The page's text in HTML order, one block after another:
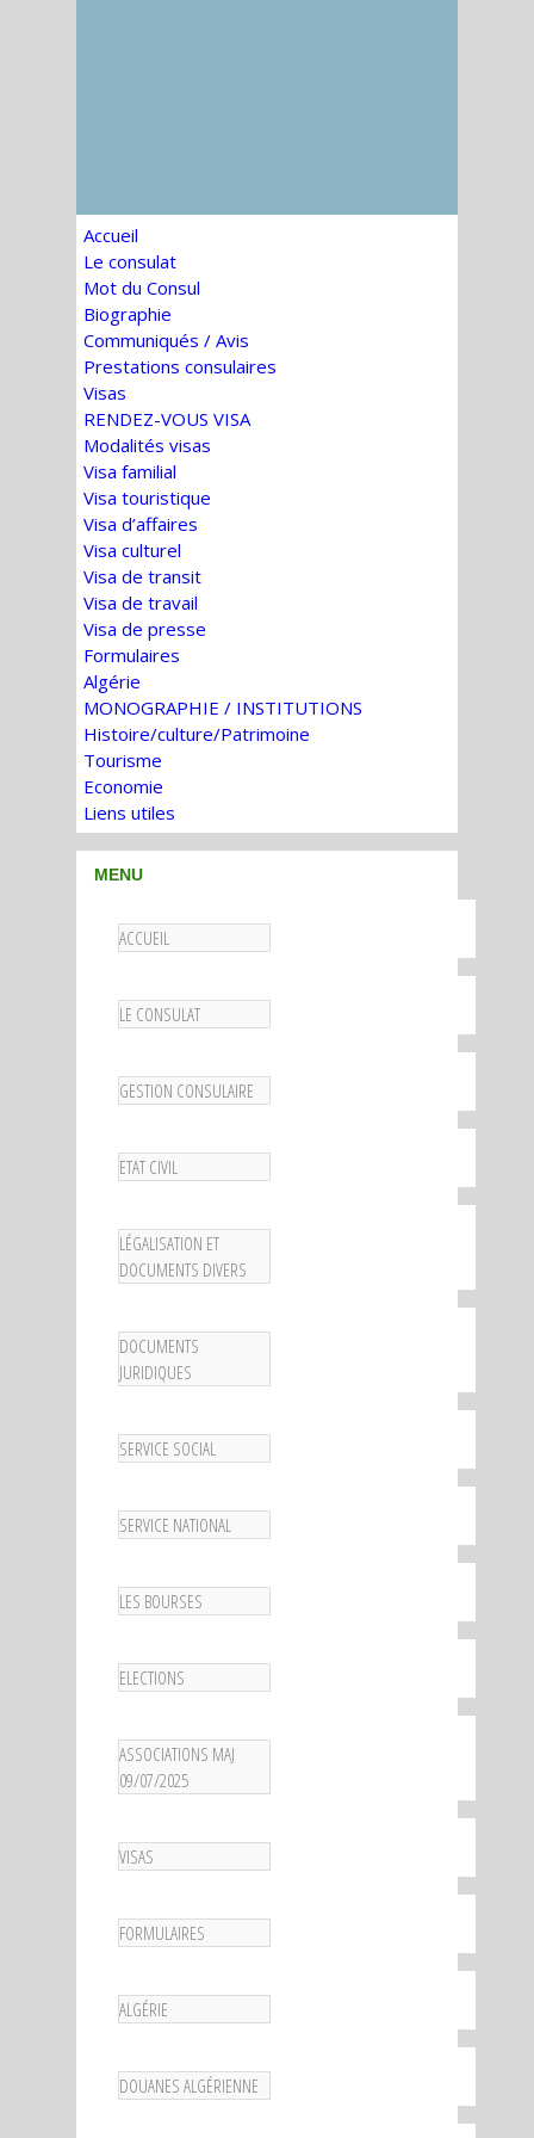
Accueil
Le consulat
Mot du Consul
Biographie
Communiqués / Avis
Prestations consulaires
Visas
RENDEZ-VOUS VISA
Modalités visas
Visa familial
Visa touristique
Visa d’affaires
Visa culturel
Visa de transit
Visa de travail
Visa de presse
Formulaires
Algérie
MONOGRAPHIE / INSTITUTIONS
Histoire/culture/Patrimoine
Tourisme
Economie
Liens utiles
MENU
ACCUEIL
LE CONSULAT
GESTION CONSULAIRE
ETAT CIVIL
LÉGALISATION ET
DOCUMENTS DIVERS
DOCUMENTS
JURIDIQUES
SERVICE SOCIAL
SERVICE NATIONAL
LES BOURSES
ELECTIONS
ASSOCIATIONS MAJ
09/07/2025
VISAS
FORMULAIRES
ALGÉRIE
DOUANES ALGÉRIENNE